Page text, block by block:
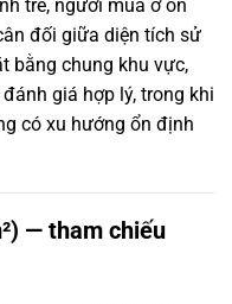
trẻ, người mua ở ổn
đối giữa diện tích sử
bằng chung khu vực,
giá hợp lý, trong khi
có xu hướng ổn định
— tham chiếu